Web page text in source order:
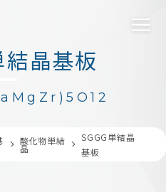
晶基板
酸化物単結
晶
SGGG単結晶
基板